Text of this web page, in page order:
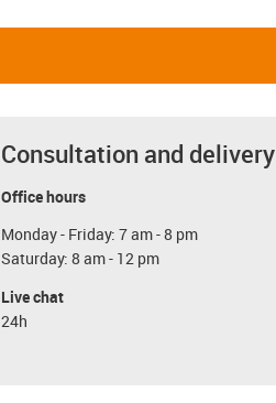
Consultation and delivery
Office hours
Monday - Friday: 7 am - 8 pm
Saturday: 8 am - 12 pm
Live chat
24h